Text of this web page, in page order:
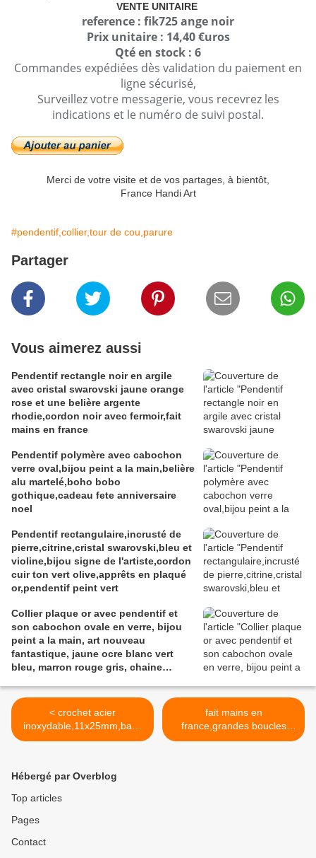
VENTE UNITAIRE
reference : fik725 ange noir
Prix unitaire : 14,40 €uros
Qté en stock : 6
Commandes expédiées dès validation du paiement en
ligne sécurisé,
Surveillez votre messagerie, vous recevrez les
indications et le numéro de suivi postal.
Merci de votre visite et de vos partages, à bientôt,
France Handi Art
#pendentif,collier,tour de cou,parure
Partager
Vous aimerez aussi
Pendentif rectangle noir en argile
avec cristal swarovski jaune orange
rose et une belière argente
rhodie,cordon noir avec fermoir,fait
mains en france
Pendentif polymère avec cabochon
verre oval,bijou peint a la main,belière
alu martelé,boho bobo
gothique,cadeau fete anniversaire
noel
Pendentif rectangulaire,incrusté de
pierre,citrine,cristal swarovski,bleu et
violine,bijou signe de l'artiste,cordon
cuir ton vert olive,apprêts en plaqué
or,pendentif peint vert
Collier plaque or avec pendentif et
son cabochon ovale en verre, bijou
peint a la main, art nouveau
fantastique, jaune ocre blanc vert
bleu, marron rouge gris, chaine
< crochet acier
inoxydable,11x25mm,base
boucle oreille
mode,boheme bobo
gothique,cadeau fete
anniversaire noel,atelier fait
kawaii,victorien ethnique
fait mains en
france,grandes boucles
oreilles creoles laiton
Hébergé par Overblog
Top articles
Pages
Contact